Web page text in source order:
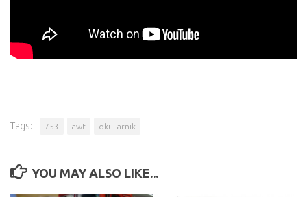
Tags: 753 awt okuliarnik
YOU MAY ALSO LIKE...